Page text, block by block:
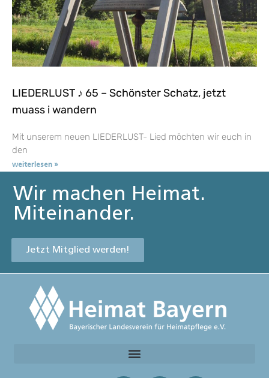
LIEDERLUST ♪ 65 – Schönster Schatz, jetzt
muass i wandern
Mit unserem neuen LIEDERLUST- Lied möchten wir euch in
den
weiterlesen »
Wir machen Heimat.
Miteinander.
Jetzt Mitglied werden!